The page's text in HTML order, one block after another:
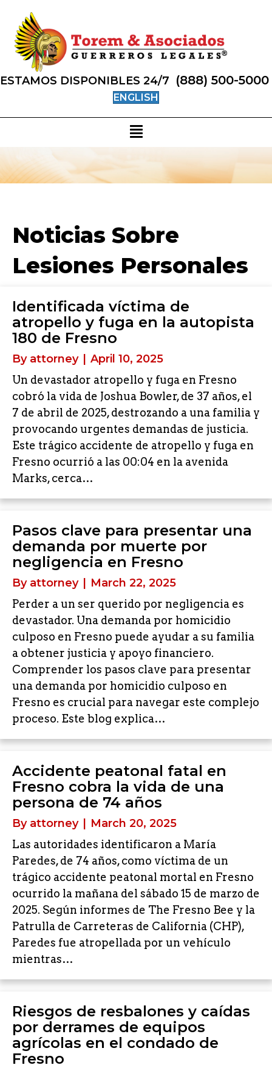
ESTAMOS DISPONIBLES 24/7 (888) 500-5000
ENGLISH
Noticias Sobre
Lesiones Personales
Identificada víctima de
atropello y fuga en la autopista
180 de Fresno
By attorney | April 10, 2025
Un devastador atropello y fuga en Fresno
cobró la vida de Joshua Bowler, de 37 años, el
7 de abril de 2025, destrozando a una familia y
provocando urgentes demandas de justicia.
Este trágico accidente de atropello y fuga en
Fresno ocurrió a las 00:04 en la avenida
Marks, cerca…
Pasos clave para presentar una
demanda por muerte por
negligencia en Fresno
By attorney | March 22, 2025
Perder a un ser querido por negligencia es
devastador. Una demanda por homicidio
culposo en Fresno puede ayudar a su familia
a obtener justicia y apoyo financiero.
Comprender los pasos clave para presentar
una demanda por homicidio culposo en
Fresno es crucial para navegar este complejo
proceso. Este blog explica…
Accidente peatonal fatal en
Fresno cobra la vida de una
persona de 74 años
By attorney | March 20, 2025
Las autoridades identificaron a María
Paredes, de 74 años, como víctima de un
trágico accidente peatonal mortal en Fresno
ocurrido la mañana del sábado 15 de marzo de
2025. Según informes de The Fresno Bee y la
Patrulla de Carreteras de California (CHP),
Paredes fue atropellada por un vehículo
mientras…
Riesgos de resbalones y caídas
por derrames de equipos
agrícolas en el condado de
Fresno